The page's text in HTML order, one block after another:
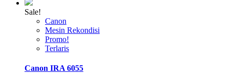
Sale!
Canon
Mesin Rekondisi
Promo!
Terlaris
Canon IRA 6055